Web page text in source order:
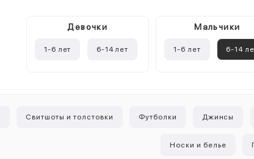
Девочки
1-6 лет 6-14 лет
Mальчики
1-6 лет 6-14
Свитшоты и толстовки Футболки Джинсы
Носки и белье